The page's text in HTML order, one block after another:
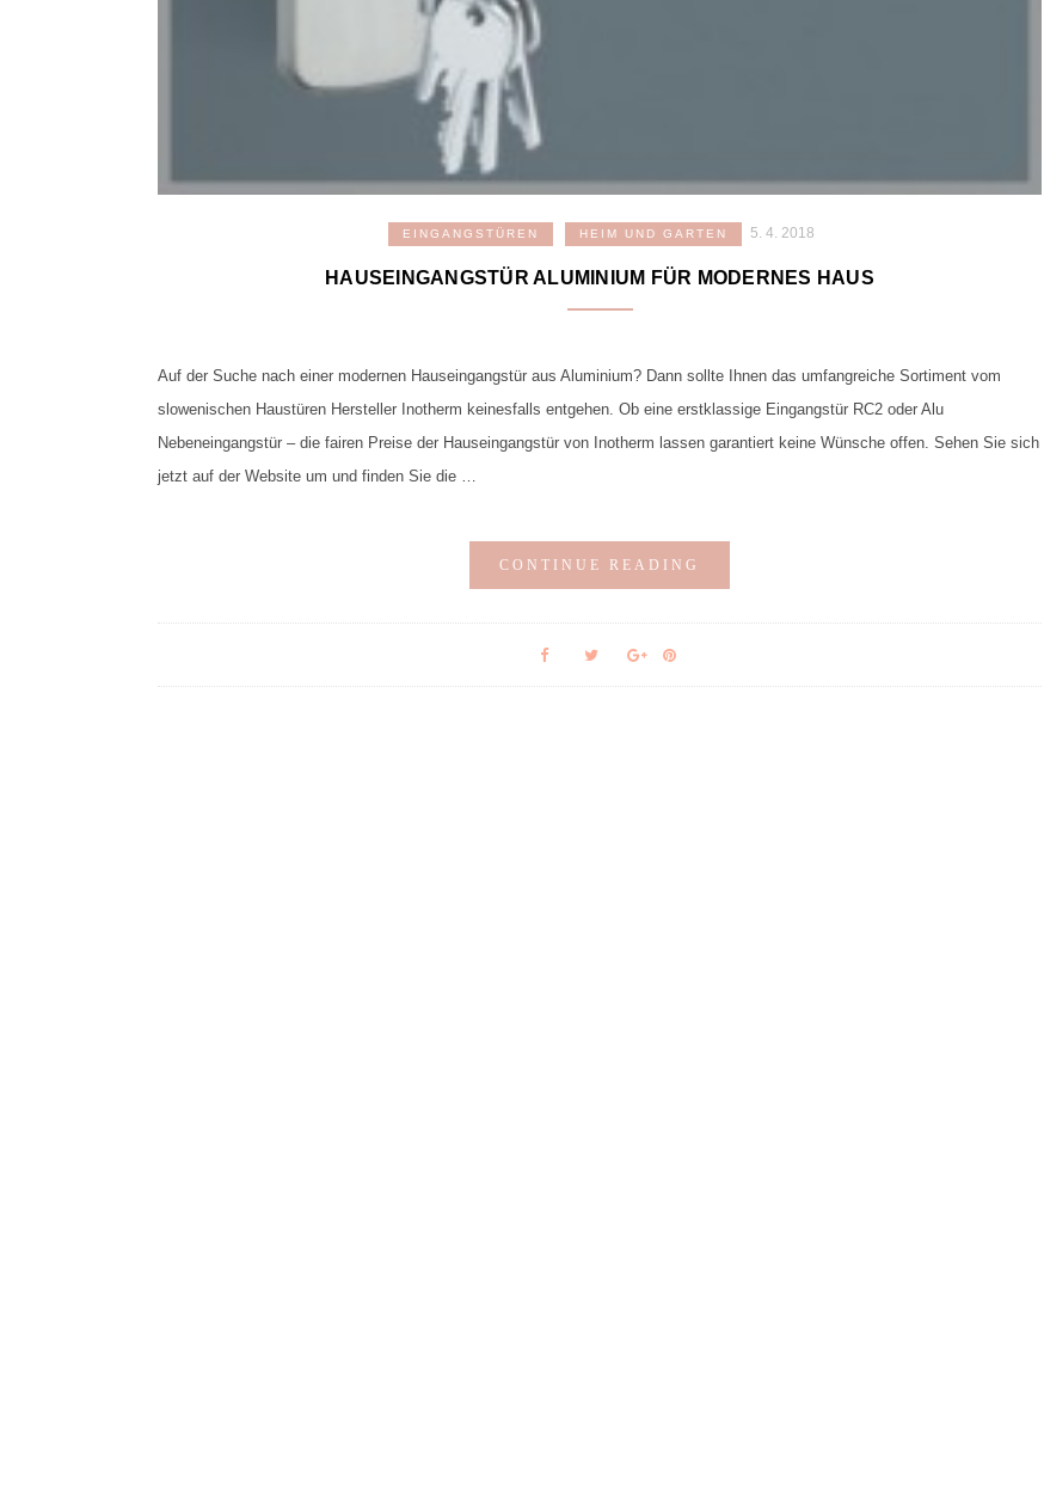
EINGANGSTÜREN HEIM UND GARTEN 5. 4. 2018
HAUSEINGANGSTÜR ALUMINIUM FÜR MODERNES HAUS
Auf der Suche nach einer modernen Hauseingangstür aus Aluminium? Dann sollte Ihnen das umfangreiche Sortiment vom
slowenischen Haustüren Hersteller Inotherm keinesfalls entgehen. Ob eine erstklassige Eingangstür RC2 oder Alu
Nebeneingangstür – die fairen Preise der Hauseingangstür von Inotherm lassen garantiert keine Wünsche offen. Sehen Sie sich
jetzt auf der Website um und finden Sie die …
CONTINUE READING